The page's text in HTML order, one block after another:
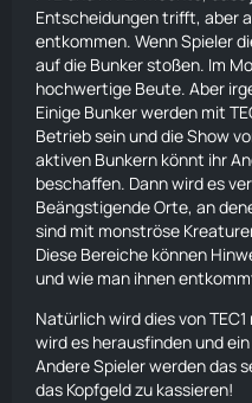
Entscheidungen trifft, aber
entkommen. Wenn Spieler
auf die Bunker stoßen. Im
hochwertige Beute. Aber
Einige Bunker werden mit
Betrieb sein und die Show
aktiven Bunkern könnt ihr
beschaffen. Dann wird es
Beängstigende Orte, an
sind mit monströse
Diese Bereiche können
und wie man ihnen
Natürlich wird dies von
wird es herausfinden und
Andere Spieler werden das
das Kopfgeld zu kassieren!